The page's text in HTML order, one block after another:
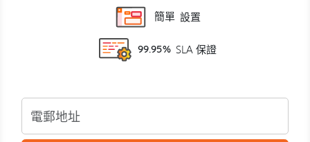
簡單 設置
99.95% SLA 保證